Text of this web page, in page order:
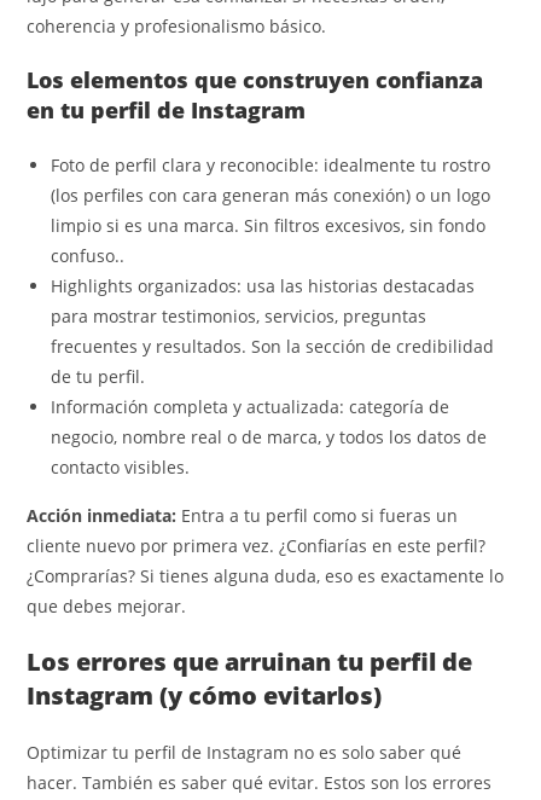
coherencia y profesionalismo básico.
Los elementos que construyen confianza
en tu perfil de Instagram
Foto de perfil clara y reconocible: idealmente tu rostro
(los perfiles con cara generan más conexión) o un logo
limpio si es una marca. Sin filtros excesivos, sin fondo
confuso..
Highlights organizados: usa las historias destacadas
para mostrar testimonios, servicios, preguntas
frecuentes y resultados. Son la sección de credibilidad
de tu perfil.
Información completa y actualizada: categoría de
negocio, nombre real o de marca, y todos los datos de
contacto visibles.
Acción inmediata: Entra a tu perfil como si fueras un
cliente nuevo por primera vez. ¿Confiarías en este perfil?
¿Comprarías? Si tienes alguna duda, eso es exactamente lo
que debes mejorar.
Los errores que arruinan tu perfil de
Instagram (y cómo evitarlos)
Optimizar tu perfil de Instagram no es solo saber qué
hacer. También es saber qué evitar. Estos son los errores